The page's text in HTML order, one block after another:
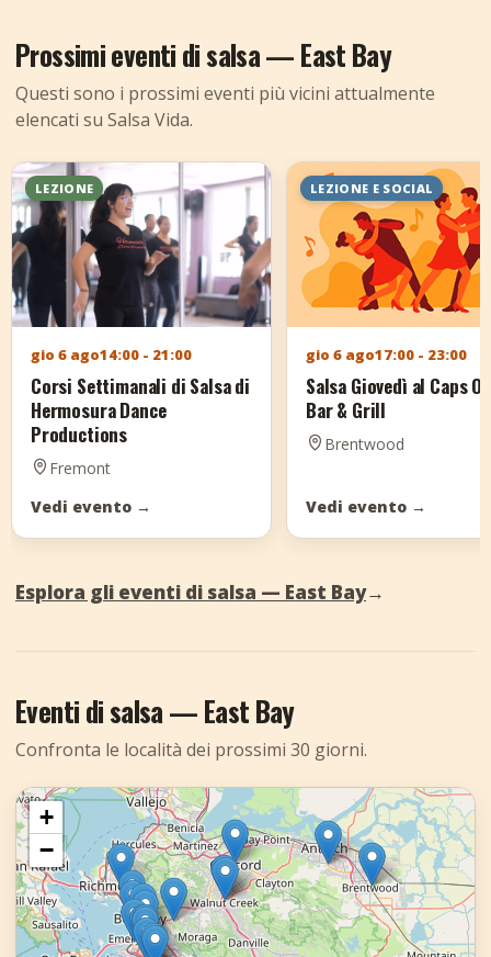
Prossimi eventi di salsa — East Bay
Questi sono i prossimi eventi più vicini attualmente
elencati su Salsa Vida.
LEZIONE
gio 6 ago14:00 - 21:00
Corsi Settimanali di Salsa di
Hermosura Dance
Productions
Fremont
Vedi evento →
LEZIONE E SOCIAL
gio 6 ago17:00 - 23:00
Salsa Giovedì al Caps
Bar & Grill
Brentwood
Vedi evento →
Esplora gli eventi di salsa — East Bay→
Eventi di salsa — East Bay
Confronta le località dei prossimi 30 giorni.
+
−